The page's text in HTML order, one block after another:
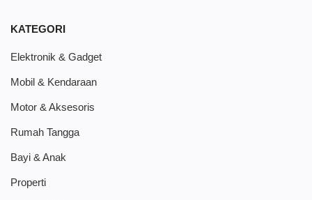
KATEGORI
Elektronik & Gadget
Mobil & Kendaraan
Motor & Aksesoris
Rumah Tangga
Bayi & Anak
Properti